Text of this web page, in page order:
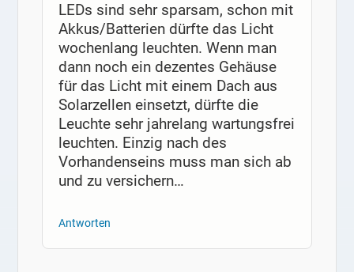
LEDs sind sehr sparsam, schon mit
Akkus/Batterien dürfte das Licht
wochenlang leuchten. Wenn man
dann noch ein dezentes Gehäuse
für das Licht mit einem Dach aus
Solarzellen einsetzt, dürfte die
Leuchte sehr jahrelang wartungsfrei
leuchten. Einzig nach des
Vorhandenseins muss man sich ab
und zu versichern…
Antworten